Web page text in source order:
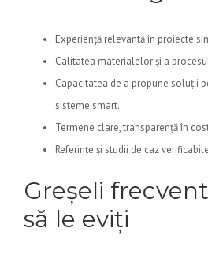
Experiență relevantă în proiecte
Calitatea materialelor și a
Capacitatea de a propune soluții
sisteme smart.
Termene clare, transparență în
Referințe și studii de caz
Greșeli
să le eviți